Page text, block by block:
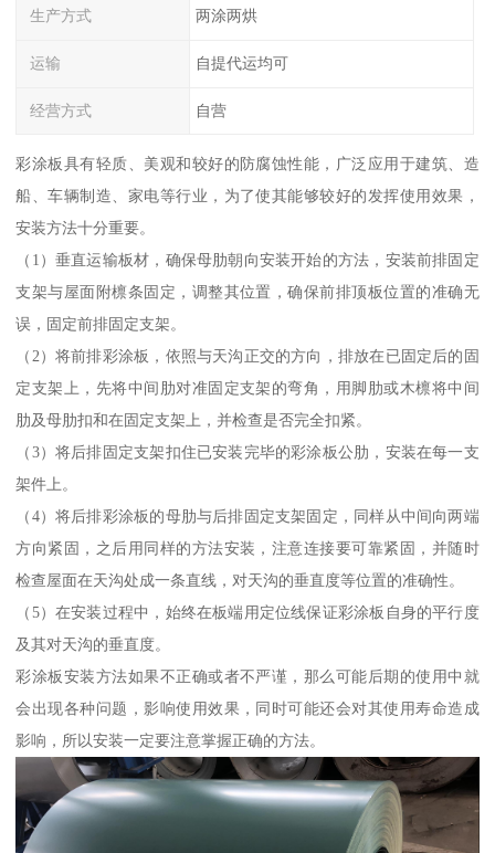
生产方式 两涂两烘
运输 自提代运均可
经营方式 自营
彩涂板具有轻质、美观和较好的防腐蚀性能，广泛应用于建筑、造
船、车辆制造、家电等行业，为了使其能够较好的发挥使用效果，
安装方法十分重要。
（1）垂直运输板材，确保母肋朝向安装开始的方法，安装前排固定
支架与屋面附檩条固定，调整其位置，确保前排顶板位置的准确无
误，固定前排固定支架。
（2）将前排彩涂板，依照与天沟正交的方向，排放在已固定后的固
定支架上，先将中间肋对准固定支架的弯角，用脚肋或木檩将中间
肋及母肋扣和在固定支架上，并检查是否完全扣紧。
（3）将后排固定支架扣住已安装完毕的彩涂板公肋，安装在每一支
架件上。
（4）将后排彩涂板的母肋与后排固定支架固定，同样从中间向两端
方向紧固，之后用同样的方法安装，注意连接要可靠紧固，并随时
检查屋面在天沟处成一条直线，对天沟的垂直度等位置的准确性。
（5）在安装过程中，始终在板端用定位线保证彩涂板自身的平行度
及其对天沟的垂直度。
彩涂板安装方法如果不正确或者不严谨，那么可能后期的使用中就
会出现各种问题，影响使用效果，同时可能还会对其使用寿命造成
影响，所以安装一定要注意掌握正确的方法。